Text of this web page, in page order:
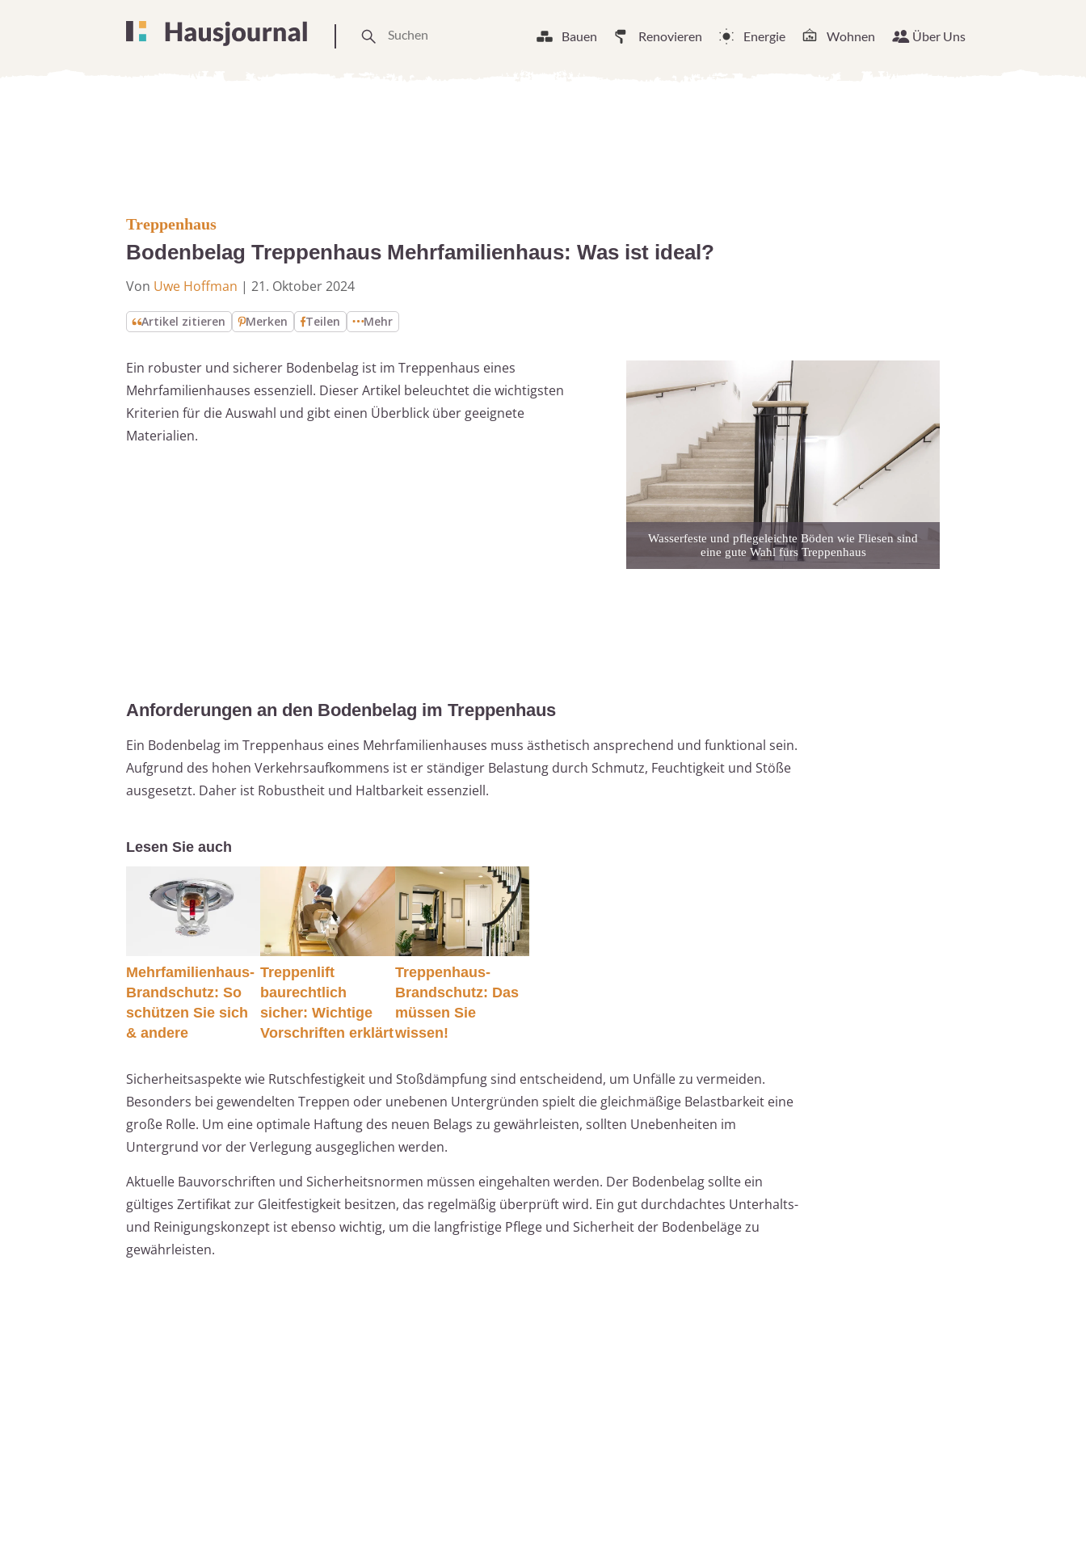
Bauen Renovieren Energie Wohnen Über Uns
Treppenhaus
Bodenbelag Treppenhaus Mehrfamilienhaus: Was ist ideal?
Von Uwe Hoffman | 21. Oktober 2024
Artikel zitieren Merken Teilen Mehr
Ein robuster und sicherer Bodenbelag ist im Treppenhaus eines
Mehrfamilienhauses essenziell. Dieser Artikel beleuchtet die wichtigsten
Kriterien für die Auswahl und gibt einen Überblick über geeignete
Materialien.
Wasserfeste und pflegeleichte Böden wie Fliesen sind
eine gute Wahl fürs Treppenhaus
Anforderungen an den Bodenbelag im Treppenhaus
Ein Bodenbelag im Treppenhaus eines Mehrfamilienhauses muss ästhetisch ansprechend und funktional sein.
Aufgrund des hohen Verkehrsaufkommens ist er ständiger Belastung durch Schmutz, Feuchtigkeit und Stöße
ausgesetzt. Daher ist Robustheit und Haltbarkeit essenziell.
Lesen Sie auch
Mehrfamilienhaus-
Brandschutz: So
schützen Sie sich
& andere
Treppenlift
baurechtlich
sicher: Wichtige
Vorschriften erklärt
Treppenhaus-
Brandschutz: Das
müssen Sie
wissen!
Sicherheitsaspekte wie Rutschfestigkeit und Stoßdämpfung sind entscheidend, um Unfälle zu vermeiden.
Besonders bei gewendelten Treppen oder unebenen Untergründen spielt die gleichmäßige Belastbarkeit eine
große Rolle. Um eine optimale Haftung des neuen Belags zu gewährleisten, sollten Unebenheiten im
Untergrund vor der Verlegung ausgeglichen werden.
Aktuelle Bauvorschriften und Sicherheitsnormen müssen eingehalten werden. Der Bodenbelag sollte ein
gültiges Zertifikat zur Gleitfestigkeit besitzen, das regelmäßig überprüft wird. Ein gut durchdachtes Unterhalts-
und Reinigungskonzept ist ebenso wichtig, um die langfristige Pflege und Sicherheit der Bodenbeläge zu
gewährleisten.